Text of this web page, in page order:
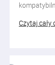
Czytaj cały